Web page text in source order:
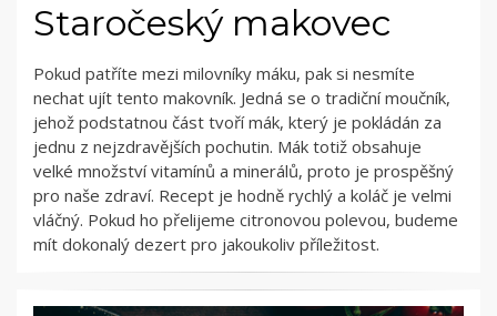
Staročeský makovec
Pokud patříte mezi milovníky máku, pak si nesmíte
nechat ujít tento makovník. Jedná se o tradiční moučník,
jehož podstatnou část tvoří mák, který je pokládán za
jednu z nejzdravějších pochutin. Mák totiž obsahuje
velké množství vitamínů a minerálů, proto je prospěšný
pro naše zdraví. Recept je hodně rychlý a koláč je velmi
vláčný. Pokud ho přelijeme citronovou polevou, budeme
mít dokonalý dezert pro jakoukoliv příležitost.